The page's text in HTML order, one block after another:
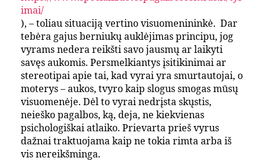
imai/
), – toliau situaciją vertino visuomenininkė. Dar
tebėra gajus berniukų auklėjimas principu, jog
vyrams nedera reikšti savo jausmų ar laikyti
savęs aukomis. Persmelkiantys įsitikinimai ar
stereotipai apie tai, kad vyrai yra smurtautojai, o
moterys – aukos, tvyro kaip slogus smogas mūsų
visuomenėje. Dėl to vyrai nedrįsta skųstis,
neieško pagalbos, ką, deja, ne kiekvienas
psichologiškai atlaiko. Prievarta prieš vyrus
dažnai traktuojama kaip ne tokia rimta arba iš
vis nereikšminga.